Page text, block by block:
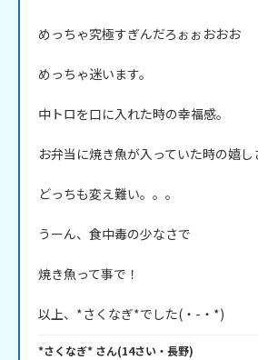
めっちゃ究極すぎんだろぉぉおおお
めっちゃ迷います。
中トロを口に入れた時の幸福感。
お弁当に焼き魚が入っていた時の嬉し
どっちも変え難い。。。
うーん、食中毒の少なさで
焼き魚って事で！
以上、*さくなぎ*でした(・-・*)
*さくなぎ* さん(14さい・ 長野)